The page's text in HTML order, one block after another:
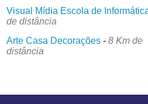
Visual Mídia Escola de
de distância
Arte Casa Decorações -8 Km de
distância